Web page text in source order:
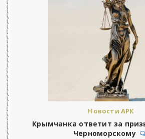
Новости АРК
Крымчанка ответит за
Черноморскому